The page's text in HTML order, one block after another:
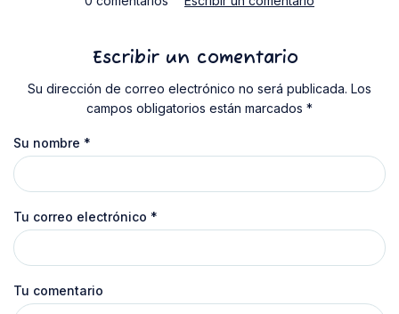
Escribir un comentario
Su dirección de correo electrónico no será publicada. Los
campos obligatorios están marcados *
Su nombre *
Tu correo electrónico *
Tu comentario